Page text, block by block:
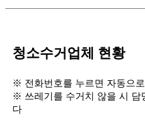
청소수거업체 현황
※ 전화번호를 누르면 자동으
※ 쓰레기를 수거치 않을 시 담
다